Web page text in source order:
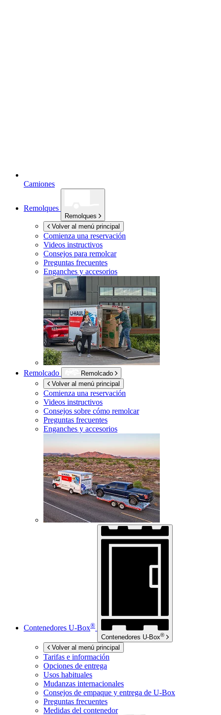
Camiones
Remolques
Remolques
Volver al menú principal
Comienza una reservación
Videos instructivos
Consejos para remolcar
Preguntas frecuentes
Enganches y accesorios
Remolcado
Remolcado
Volver al menú principal
Comienza una reservación
Videos instructivos
Consejos sobre cómo remolcar
Preguntas frecuentes
Enganches y accesorios
Contenedores U-Box®
Contenedores U-Box®
Volver al menú principal
Tarifas e información
Opciones de entrega
Usos habituales
Mudanzas internacionales
Consejos de empaque y entrega de U-Box
Preguntas frecuentes
Medidas del contenedor